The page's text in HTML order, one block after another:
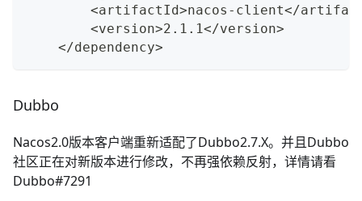
<artifactId>nacos-client</
        <version>2.1.1</version>
    </dependency>
Dubbo
Nacos2.0版本客户端重新适配了Dubbo2.7.X。并且Dubbo
社区正在对新版本进行修改，不再强依赖反射，详情请看
Dubbo#7291